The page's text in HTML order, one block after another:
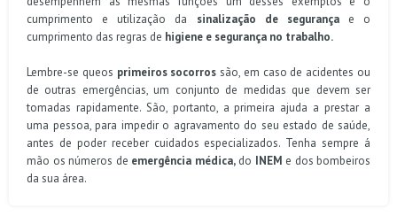
cumprimento e utilização da sinalização de segurançae o
cumprimento das regras de higiene e segurança no trabalho.
Lembre-se queos primeiros socorrossão, em caso de acidentes ou
de outras emergências, um conjunto de medidas que devem ser
tomadas rapidamente. São, portanto, a primeira ajuda a prestar a
uma pessoa, para impedir o agravamento do seu estado de saúde,
antes de poder receber cuidados especializados. Tenha sempre á
mão os números de emergência médica,do INEM e dos bombeiros
da sua área.